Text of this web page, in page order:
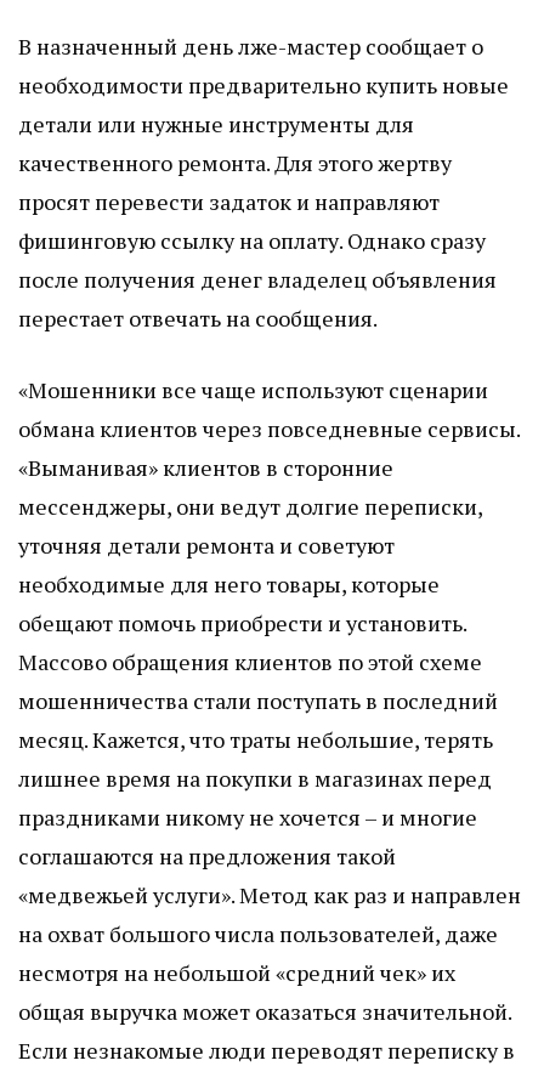
В назначенный день лже-мастер сообщает о
необходимости предварительно купить новые
детали или нужные инструменты для
качественного ремонта. Для этого жертву
просят перевести задаток и направляют
фишинговую ссылку на оплату. Однако сразу
после получения денег владелец объявления
перестает отвечать на сообщения.
«Мошенники все чаще используют сценарии
обмана клиентов через повседневные сервисы.
«Выманивая» клиентов в сторонние
мессенджеры, они ведут долгие переписки,
уточняя детали ремонта и советуют
необходимые для него товары, которые
обещают помочь приобрести и установить.
Массово обращения клиентов по этой схеме
мошенничества стали поступать в последний
месяц. Кажется, что траты небольшие, терять
лишнее время на покупки в магазинах перед
праздниками никому не хочется – и многие
соглашаются на предложения такой
«медвежьей услуги». Метод как раз и направлен
на охват большого числа пользователей, даже
несмотря на небольшой «средний чек» их
общая выручка может оказаться значительной.
Если незнакомые люди переводят переписку в